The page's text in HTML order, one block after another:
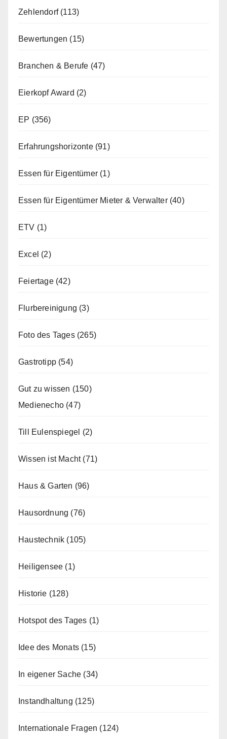
Zehlendorf(113)
Bewertungen (15)
Branchen & Berufe (47)
Eierkopf Award (2)
EP (356)
Erfahrungshorizonte(91)
Essen für Eigentümer (1)
Essen für Eigentümer Mieter & Verwalter(40)
ETV (1)
Excel (2)
Feiertage(42)
Flurbereinigung (3)
Foto des Tages(265)
Gastrotipp (54)
Gut zu wissen (150)
Medienecho (47)
Till Eulenspiegel (2)
Wissen ist Macht(71)
Haus & Garten (96)
Hausordnung (76)
Haustechnik (105)
Heiligensee (1)
Historie (128)
Hotspot des Tages (1)
Idee des Monats (15)
In eigener Sache (34)
Instandhaltung (125)
Internationale Fragen (124)